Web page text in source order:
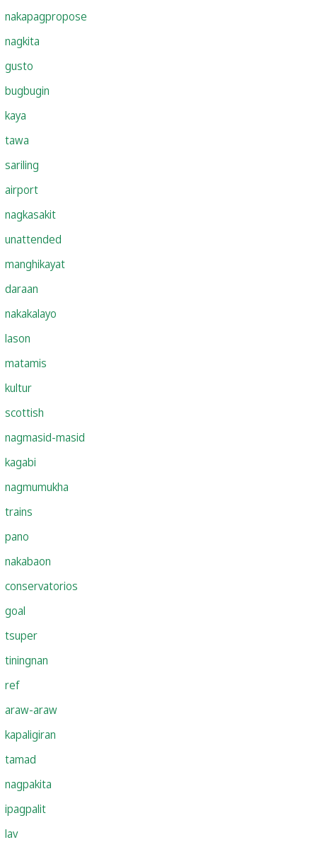
nakapagpropose
nagkita
gusto
bugbugin
kaya
tawa
sariling
airport
nagkasakit
unattended
manghikayat
daraan
nakakalayo
lason
matamis
kultur
scottish
nagmasid-masid
kagabi
nagmumukha
trains
pano
nakabaon
conservatorios
goal
tsuper
tiningnan
ref
araw-araw
kapaligiran
tamad
nagpakita
ipagpalit
lav